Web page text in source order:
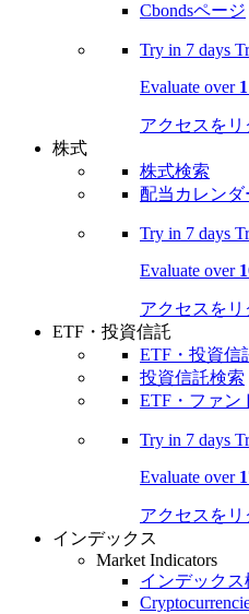
Cbondsページ
Try in 7 days
Evaluate over
アクセスをリ
株式
株式検索
配当カレンダ
Try in 7 days
Evaluate over
アクセスをリ
ETF・投資信託
ETF・投資信
投資信託検索
ETF・ファン
Try in 7 days
Evaluate over
アクセスをリ
インデックス
Market Indicators
インデックス